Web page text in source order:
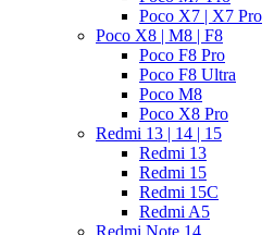
Poco X7 | X7 Pro
Poco X8 | M8 | F8
Poco F8 Pro
Poco F8 Ultra
Poco M8
Poco X8 Pro
Redmi 13 | 14 | 15
Redmi 13
Redmi 15
Redmi 15C
Redmi A5